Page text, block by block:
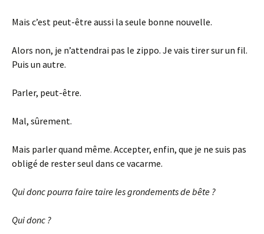
Mais c’est peut-être aussi la seule bonne nouvelle.
Alors non, je n’attendrai pas le zippo. Je vais tirer sur un fil.
Puis un autre.
Parler, peut-être.
Mal, sûrement.
Mais parler quand même. Accepter, enfin, que je ne suis pas
obligé de rester seul dans ce vacarme.
Qui donc pourra faire taire les grondements de bête ?
Qui donc ?